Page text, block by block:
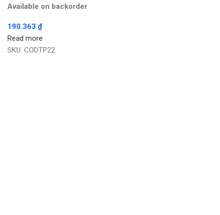
Available on backorder
190.363 ₫
Read more
SKU: CODTP22